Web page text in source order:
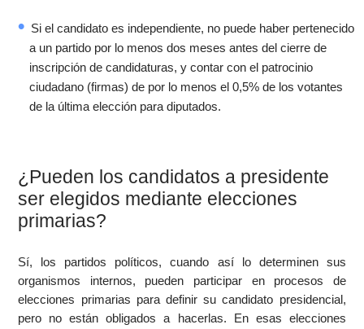
Si el candidato es independiente, no puede haber pertenecido
a un partido por lo menos dos meses antes del cierre de
inscripción de candidaturas, y contar con el patrocinio
ciudadano (firmas) de por lo menos el 0,5% de los votantes
de la última elección para diputados.
¿Pueden los candidatos a presidente
ser elegidos mediante elecciones
primarias?
Sí, los partidos políticos, cuando así lo determinen sus
organismos internos, pueden participar en procesos de
elecciones primarias para definir su candidato presidencial,
pero no están obligados a hacerlas. En esas elecciones